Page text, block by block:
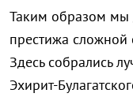
Таким образом мы
престижа сложной
Здесь собрались
Эхирит-